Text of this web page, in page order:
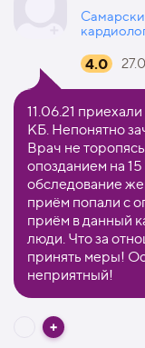
4.0
11.06.21
КБ. Непонятно
Врач не
опозданием на 15
обследование
приём попали с
приём в данный
люди. Что за
принять меры!
неприятный!